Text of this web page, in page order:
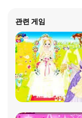
관련 게임